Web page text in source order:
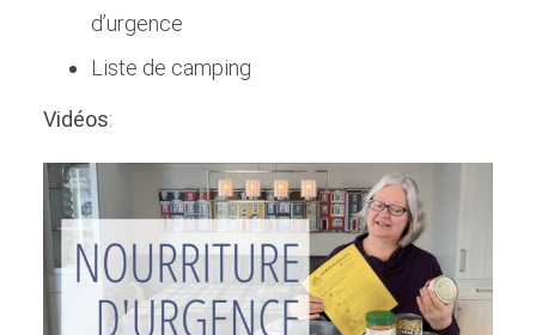
d’urgence
Liste de camping
Vidéos: